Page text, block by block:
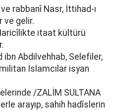
rabbanî Nasr, İttihad-ı
ve gelir.
itaat kültürü
ibn Abdilvehhab, Selefiler,
İslamcılar isyan
/ZALİM SULTANA
arayıp, sahih hadîslerin